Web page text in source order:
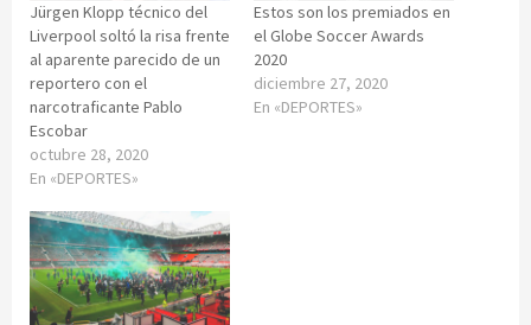
Jürgen Klopp técnico del
Liverpool soltó la risa frente
al aparente parecido de un
reportero con el
narcotraficante Pablo
Escobar
octubre 28, 2020
En «DEPORTES»
Estos son los premiados en
el Globe Soccer Awards
2020
diciembre 27, 2020
En «DEPORTES»